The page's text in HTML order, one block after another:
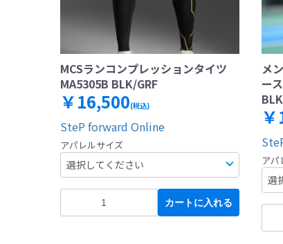
MCSランコンプレッションタイツ
MA5305B BLK/GRF
￥16,500(税込)
SteP forward Online
アパレルサイズ
カートに入れる
メ
ー
アパ